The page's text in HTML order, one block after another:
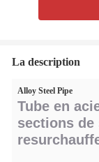
La description
Alloy Steel Pipe
Tube en
sections de